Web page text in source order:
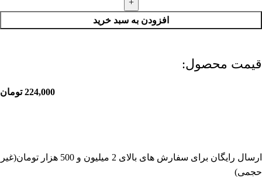
افزودن به سبد خرید
قیمت محصول:​
224,000 تومان
ارسال رایگان برای سفارش های بالای 2 میلیون و 500 هزار تومان(غیر
حجمی)